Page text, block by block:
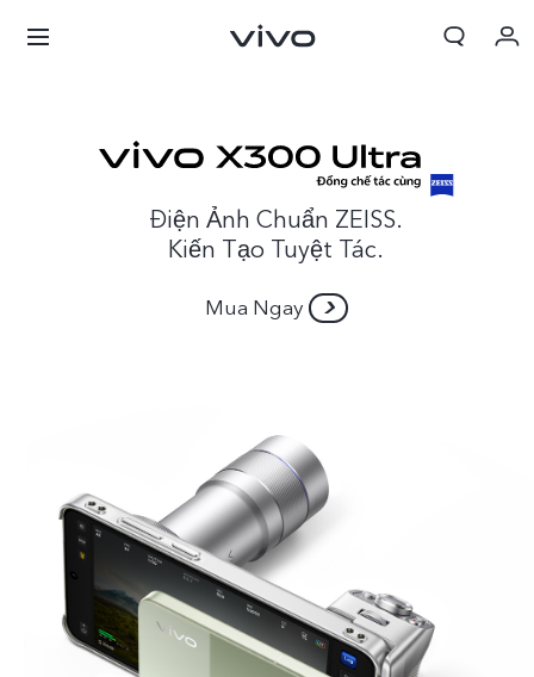
Việt Nam | Chọn quốc gia/khu vực
Đặt hàng
Đăng nhập/Đăng ký
Tài khoản của tôi
Điện Ảnh Chuẩn ZEISS.
Kiến Tạo Tuyệt Tác.
Mua Ngay